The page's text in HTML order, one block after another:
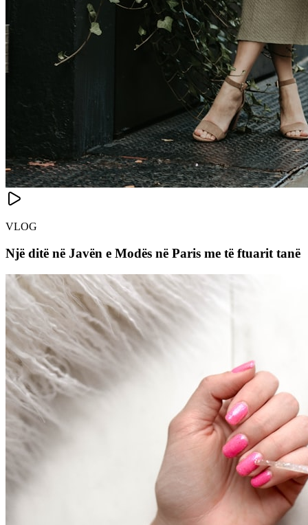
VLOG
Një ditë në Javën e Modës në Paris me të ftuarit tanë